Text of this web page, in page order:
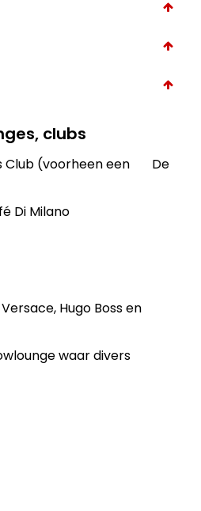
clubs
Club (voorheen een
Di Milano
Hugo Boss en
waar divers
De